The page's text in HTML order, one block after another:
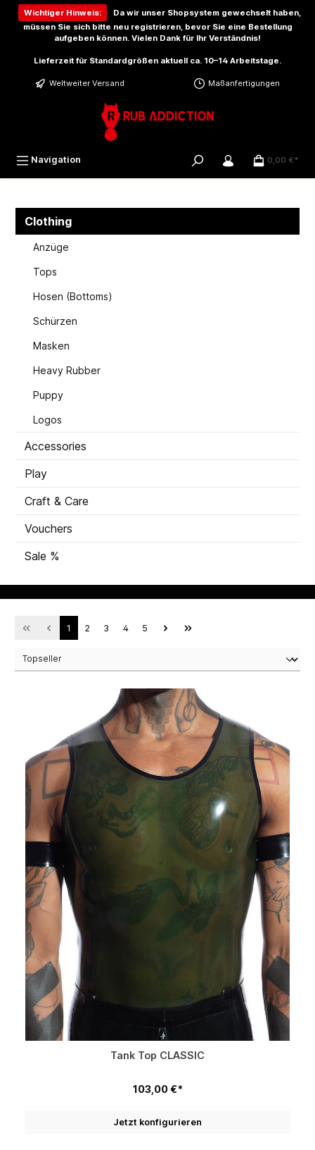
springen
Wichtiger Hinweis:
Da wir unser Shopsystem gewechselt haben,
müssen Sie sich bitte neu registrieren, bevor Sie eine Bestellung
aufgeben können. Vielen Dank für Ihr Verständnis!
Lieferzeit für Standardgrößen aktuell ca. 10–14 Arbeitstage.
Weltweiter Versand Maßanfertigungen
Navigation 0,00 €*
Clothing
Anzüge
Tops
Hosen (Bottoms)
Schürzen
Masken
Heavy Rubber
Puppy
Logos
Accessories
Play
Craft & Care
Vouchers
Sale %
1 2 3 4 5
Tank Top CLASSIC
103,00 €*
Jetzt konfigurieren